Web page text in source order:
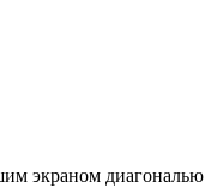
экраном диагональю